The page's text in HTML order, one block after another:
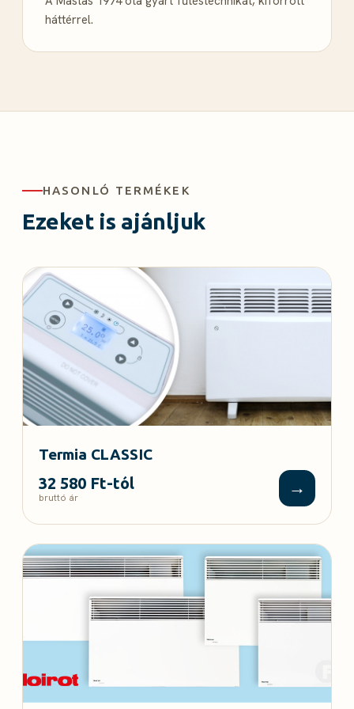
A készülék közepén kb. 40-45, a hátolján kb 50
Pár szó az ErP szabályozásról
Az ErP rendelet értelmében a forgalomba hozott
felelni egy szigorú pontrendszernek
. A rendszert
úgy alakították ki, hogy más szabályok
vonatkoznak a falra szerelhető és más a mobil
készülékekre.
Mobil fűtés esetén a rendszer
megengedőbb. Így sok 2018 előtti
készülék forgalomba kerülhet (akár mechanikus
termosztáttal is), ha tartólábbal szerelve gyártják
A készülékek ErP szabályoknak megfelelőek
Ebben az esetben kötelező feltüntetni azt, hogy a
készülék csak jól szigetelt helyiségek fűtésére
alkalmas, vagy csak időszakos használatra
ajánlott. Ettől nem kell megijedni, ez nem a
készülékek minőségét jellemzi, a több százezer
felirat arról szól, amiről mi is folyamatosan
háttérrel.
HASONLÓ TERMÉKEK
Ezeket is ajánljuk
Termia CLASSIC
32 580 Ft-tól
bruttó ár →